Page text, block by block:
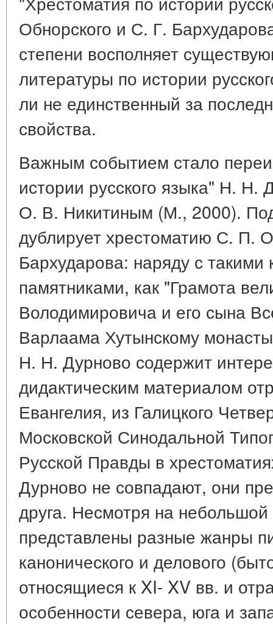
Обнорского и С. Г.
степени восполняет
литературы по истории
ли не единственный за
свойства.
Важным событием стало
истории русского языка" Н. Н.
О. В. Никитиным (М., 2000).
дублирует хрестоматию С. П.
Бархударова: наряду с такими
памятниками, как "Грамота
Володимировича и его сына
Варлаама Хутынскому
Н. Н. Дурново содержит
дидактическим материалом
Евангелия, из Галицкого
Московской Синодальной
Русской Правды в
Дурново не совпадают, они
друга. Несмотря на
представлены разные жанры
канонического и делового
относящиеся к XI- XV вв. и
особенности севера, юга и